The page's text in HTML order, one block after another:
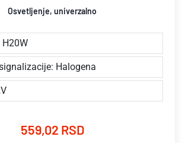
Osvetljenje, univerzalno
Halogena
559,02 RSD